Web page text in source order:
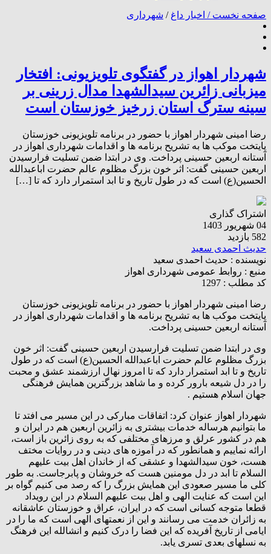
صفحه نخست / اخبار داغ / شهرداری
شهردار اهواز در گفتگوی تلویزیونی: افتخار
میزبانی زائرین سیدالشهدا مدال زرینی بر
سینه سترگ استان زرخیز خوزستان است
رضا امینی شهردار اهواز با حضور در برنامه تلویزیونی خوزستان
پایتخت موکب ها به تشریح برنامه ها و اقدامات شهرداری اهواز در
آستانه اربعین حسینی پرداخت. وی در ابتدا ضمن تسلیت فرارسیدن
اربعین حسینی گفت: اثر خون بزرگ مظلوم عالم حضرت اباعبدالله
الحسین(ع) است که در طول تاریخ و تا ابد استمرار دارد که تا […]
اشتراک گذاری
04 شهریور 1403
582 بازدید
حدیث احمدی سعید
نویسنده : حدیث احمدی سعید
منبع : روابط عمومی شهرداری اهواز
کد مطلب : 1297
رضا امینی شهردار اهواز با حضور در برنامه تلویزیونی خوزستان
پایتخت موکب ها به تشریح برنامه ها و اقدامات شهرداری اهواز در
آستانه اربعین حسینی پرداخت.
وی در ابتدا ضمن تسلیت فرارسیدن اربعین حسینی گفت: اثر خون
بزرگ مظلوم عالم حضرت اباعبدالله الحسین(ع) است که در طول
تاریخ و تا ابد استمرار دارد که تا امروز نهال ارزشمند عشق و محبت
را در دل شیعه بارور کرده و ما شاهد بزرگترین همایش فرهنگی
جهان اسلام هستیم .
شهردار اهواز عنوان کرد: اتفاقات مبارکی در این مسیر می افتد تا
ما بتوانیم هرساله خدمات بیشتری به زائرین اربعین هم در ایران و
هم در کشور عرلق و مرزهای مختلفی که به روی زائرین باز است،
ارائه نماییم و همانطور که در آموزه های دینی و در روایات مختف
هست، خون سیدالشهدا و عشقی که از خاندان اهل بیت علیهم
السلام تا ابد در دل مومنین هست که خروشان و پابرجاست. به طور
کلی ما مسیر صعودی این همایش بزرگ را که رصد می کنیم گواه بر
این است که عنایت الهی و اهل بیت علیهم السلام در این رویداد
قطعا متوجه کسانی است که در ایران، عراق و خوزستان عاشقانه
به زائران خدمت می رسانند و این از نعمتهای الهی است که ما را در
ایامی از تاریخ آفریده که این فضا را درک کنیم و انشالله این فرهنگ
به نسلهای بعدی تسری یابد.